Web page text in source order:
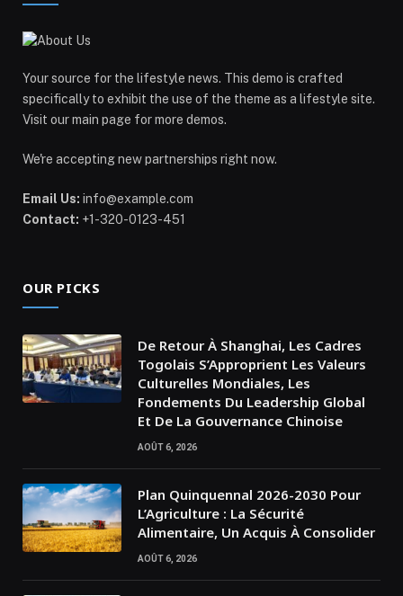
Your source for the lifestyle news. This demo is crafted
specifically to exhibit the use of the theme as a lifestyle site.
Visit our main page for more demos.
We're accepting new partnerships right now.
Email Us: info@example.com
Contact: +1-320-0123-451
OUR PICKS
De Retour À Shanghai, Les Cadres
Togolais S’Approprient Les Valeurs
Culturelles Mondiales, Les
Fondements Du Leadership Global
Et De La Gouvernance Chinoise
AOÛT 6, 2026
Plan Quinquennal 2026-2030 Pour
L’Agriculture : La Sécurité
Alimentaire, Un Acquis À Consolider
AOÛT 6, 2026